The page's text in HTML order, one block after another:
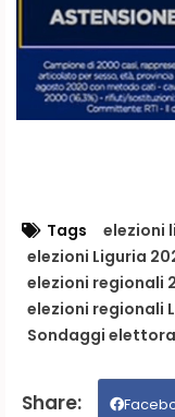
Tags elezioni
elezioni Liguria
elezioni regionali
elezioni regionali
Sondaggi